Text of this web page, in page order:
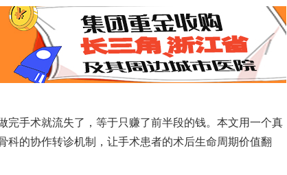
手术就流失了，等于只赚了前半段的钱。本文用一个真
科的协作转诊机制，让手术患者的术后生命周期价值翻